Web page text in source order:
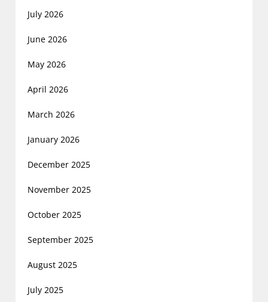
July 2026
June 2026
May 2026
April 2026
March 2026
January 2026
December 2025
November 2025
October 2025
September 2025
August 2025
July 2025